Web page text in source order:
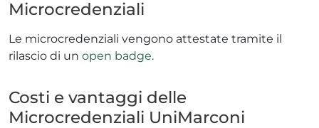
Microcredenziali
Le microcredenziali vengono attestate tramite il
rilascio di un open badge.
Costi e vantaggi delle
Microcredenziali UniMarconi